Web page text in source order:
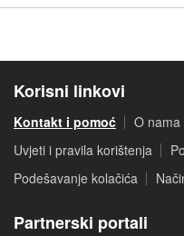
Korisni linkovi
Kontakt i pomoć O nama
Uvjeti i pravila korištenja
Podešavanje kolačića
Partnerski portali